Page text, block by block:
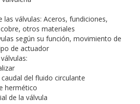
las válvulas: Aceros, fundiciones,
otros materiales
según su función, movimiento de
de actuador
del fluido circulante
hermético
de la válvula